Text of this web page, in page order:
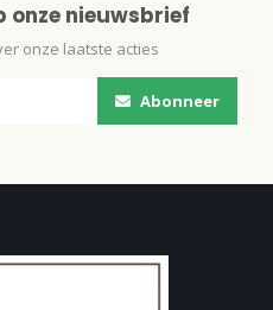
onze nieuwsbrief
onze laatste acties
Abonneer